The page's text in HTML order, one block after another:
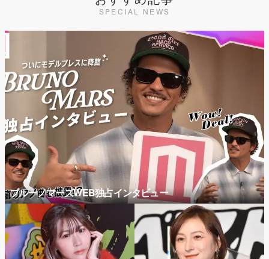
SPECIAL NEWS
ブルーノマーズWEB独占インタビュー